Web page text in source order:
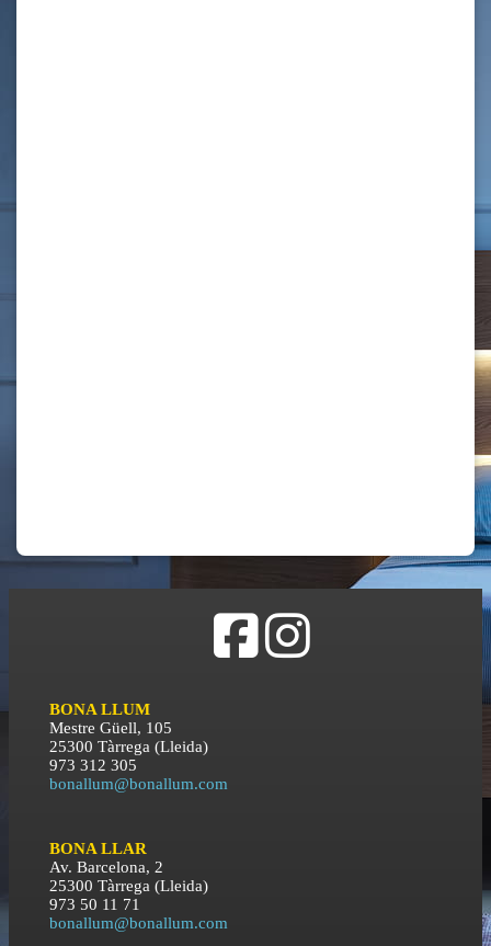
BONA LLUM
Mestre Güell, 105
25300 Tàrrega (Lleida)
973 312 305
bonallum@bonallum.com
BONA LLAR
Av. Barcelona, 2
25300 Tàrrega (Lleida)
973 50 11 71
bonallum@bonallum.com